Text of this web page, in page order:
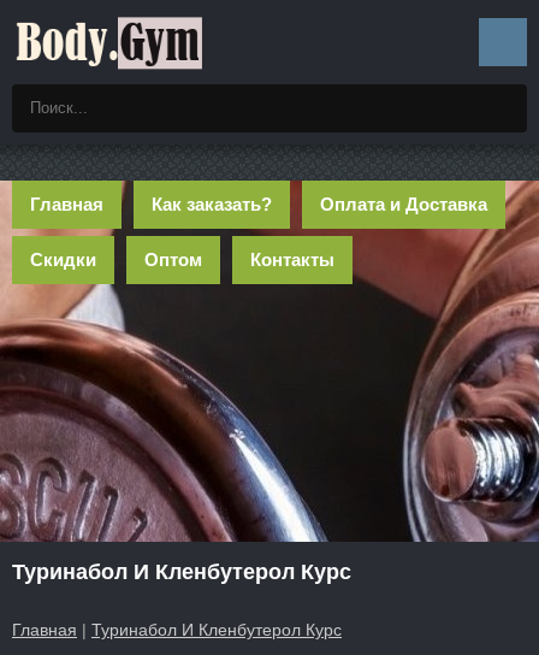
Главная Как заказать? Оплата и Доставка
Скидки Оптом Контакты
Туринабол И Кленбутерол Курс
Главная | Туринабол И Кленбутерол Курс